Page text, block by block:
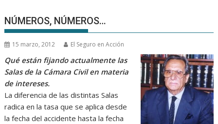
NÚMEROS, NÚMEROS…
15 marzo, 2012 El Seguro en Acción
Qué están fijando actualmente las
Salas de la Cámara Civil en materia
de intereses.
La diferencia de las distintas Salas
radica en la tasa que se aplica desde
la fecha del accidente hasta la fecha